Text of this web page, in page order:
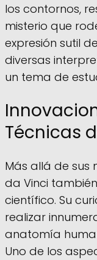
los contornos,
misterio que
expresión sutil
diversas
un tema de
Técnicas
Más allá de sus
da Vinci
científico. Su
realizar
anatomía
Uno de los